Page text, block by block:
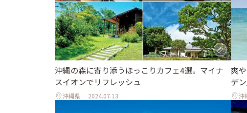
沖縄の森に寄り添うほっこりカフェ4選。マイナ
スイオンでリフレッシュ
沖縄県 2024.07.13
爽
デ
沖